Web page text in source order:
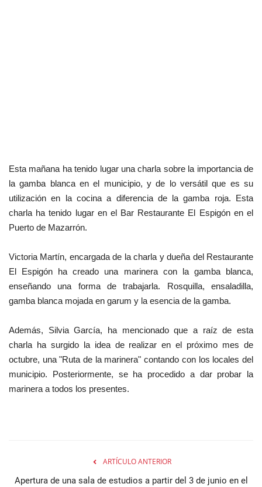
Esta mañana ha tenido lugar una charla sobre la importancia de
la gamba blanca en el municipio, y de lo versátil que es su
utilización en la cocina a diferencia de la gamba roja. Esta
charla ha tenido lugar en el Bar Restaurante El Espigón en el
Puerto de Mazarrón.
Victoria Martín, encargada de la charla y dueña del Restaurante
El Espigón ha creado una marinera con la gamba blanca,
enseñando una forma de trabajarla. Rosquilla, ensaladilla,
gamba blanca mojada en garum y la esencia de la gamba.
Además, Silvia García, ha mencionado que a raíz de esta
charla ha surgido la idea de realizar en el próximo mes de
octubre, una "Ruta de la marinera" contando con los locales del
municipio. Posteriormente, se ha procedido a dar probar la
marinera a todos los presentes.
ARTÍCULO ANTERIOR
Apertura de una sala de estudios a partir del 3 de junio en el